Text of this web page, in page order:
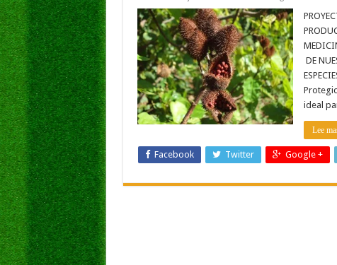
DE
ideal
Lee
Facebook Twitter Google +